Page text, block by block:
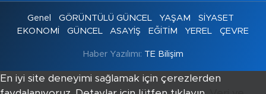
Genel GÖRÜNTÜLÜ GÜNCEL YAŞAM
SİYASET
EKONOMİ
GÜNCEL ASAYİŞ EĞİTİM YEREL ÇEVRE
Haber Yazılımı: TE Bilişim
En iyi site deneyimi sağlamak için çerezlerden